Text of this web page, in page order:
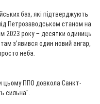
баз, які підтверджують
Петрозаводськом станом на
2023 року – десятки одиниць
з’явився один новий ангар,
неба.
цьому ППО довкола Санкт-
сильна".